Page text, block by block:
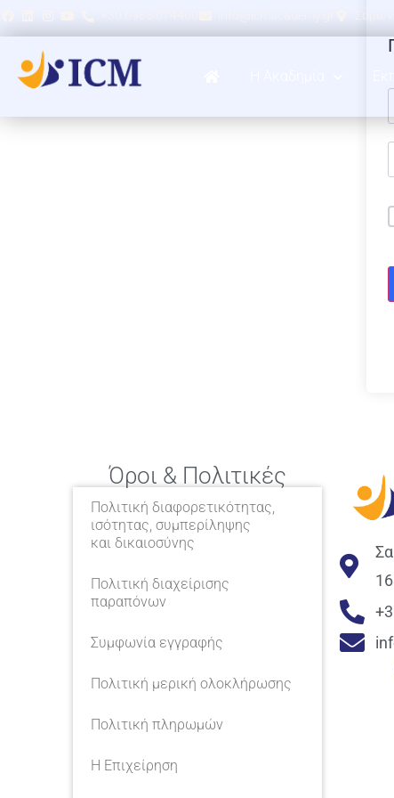
Όροι & Πολιτικές
Πολιτική διαφορετικότητας,
ισότητας, συμπερίληψης
και δικαιοσύνης
Πολιτική διαχείρισης
παραπόνων
Συμφωνία εγγραφής
Πολιτική μερική ολοκλήρωσης
Πολιτική πληρωμών
Η Επιχείρηση